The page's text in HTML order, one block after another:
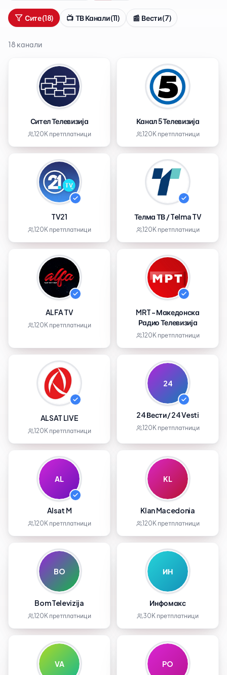
Сите(18) 📺 ТВ Канали(11) 📰 Вести(7)
18 канали
Сител Телевизија
120K претплатници
Канал 5 Телевизија
120K претплатници
TV21
120K претплатници
Телма ТВ / Telma TV
120K претплатници
ALFA TV
120K претплатници
MRT - Македонска
Радио Телевизија
120K претплатници
ALSAT LIVE
120K претплатници
24
24 Вести / 24 Vesti
120K претплатници
AL
Alsat M
120K претплатници
KL
Klan Macedonia
120K претплатници
BO
Bom Televizija
120K претплатници
ИН
Инфомакс
30K претплатници
VA PO